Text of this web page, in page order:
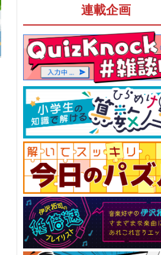
連載企画